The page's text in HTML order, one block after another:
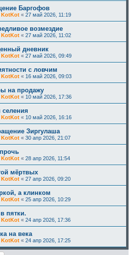
Баргофов
KotKot « 27 май 2026, 11:19
возмездие
KotKot « 27 май 2026, 11:02
дневник
KotKot « 27 май 2026, 09:49
с ловчим
KotKot « 16 май 2026, 09:03
на продажу
KotKot « 10 май 2026, 17:36
селения
KotKot « 10 май 2026, 16:16
Зиргулаша
KotKot « 30 апр 2026, 21:07
KotKot « 28 апр 2026, 11:54
мёртвых
KotKot « 27 апр 2026, 09:20
а клинком
KotKot « 25 апр 2026, 10:29
пятки.
KotKot « 24 апр 2026, 17:36
на века
KotKot « 24 апр 2026, 17:25